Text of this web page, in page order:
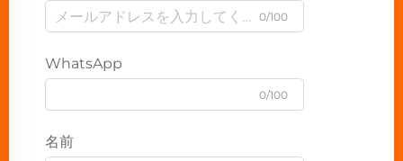
0/100
WhatsApp
0/100
名前